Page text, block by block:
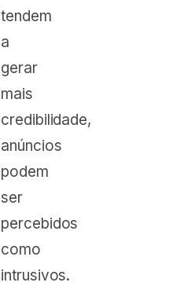
tendem
a
gerar
mais
credibilidade,
anúncios
podem
ser
percebidos
como
intrusivos.